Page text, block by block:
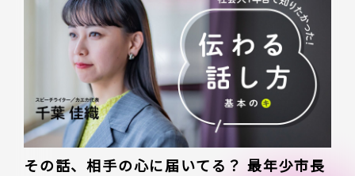
その話、相手の心に届いてる？ 最年少市長